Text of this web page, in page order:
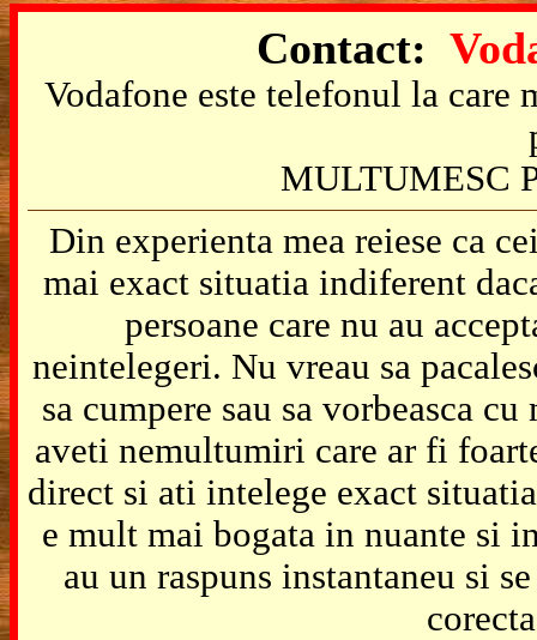
Contact:
Vodafone este telefonul la
MULTUMESC
Din experienta mea reiese ca
mai exact situatia indiferent
persoane care nu au
neintelegeri. Nu vreau sa
sa cumpere sau sa vorbeasca
aveti nemultumiri care ar fi
direct si ati intelege exact
e mult mai bogata in nuante si
au un raspuns instantaneu si